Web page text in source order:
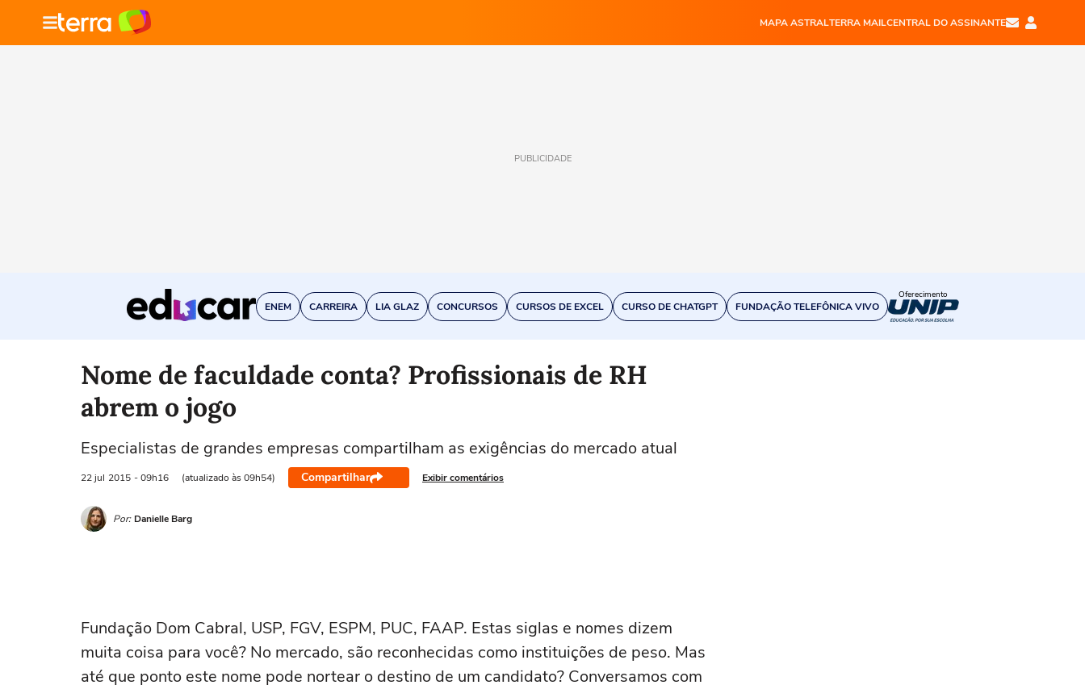
MAPA ASTRALTERRA MAILCENTRAL DO ASSINANTE
PUBLICIDADE
ENEM CARREIRA LIA GLAZ CONCURSOS CURSOS DE EXCEL CURSO DE CHATGPT FUNDAÇÃO TELEFÔNICA VIVO
Oferecimento
Nome de faculdade conta? Profissionais de RH
abrem o jogo
Especialistas de grandes empresas compartilham as exigências do mercado atual
22 jul 2015 - 09h16 (atualizado às 09h54) Compartilhar Exibir comentários
Por: Danielle Barg
Fundação Dom Cabral, USP, FGV, ESPM, PUC, FAAP. Estas siglas e nomes dizem
muita coisa para você? No mercado, são reconhecidas como instituições de peso. Mas
até que ponto este nome pode nortear o destino de um candidato? Conversamos com